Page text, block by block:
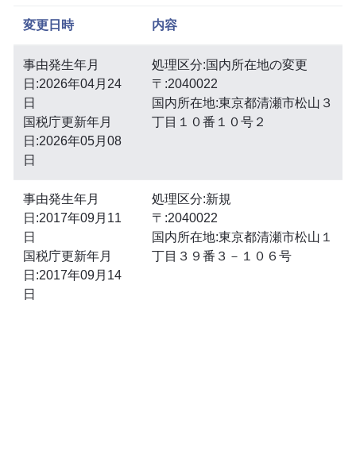
変更日時 内容
事由発生年月
日:2026年04月24
日
国税庁更新年月
日:2026年05月08
日
処理区分:国内所在地の変更
〒:2040022
国内所在地:東京都清瀬市松山３
丁目１０番１０号２
事由発生年月
日:2017年09月11
日
国税庁更新年月
日:2017年09月14
日
処理区分:新規
〒:2040022
国内所在地:東京都清瀬市松山１
丁目３９番３－１０６号